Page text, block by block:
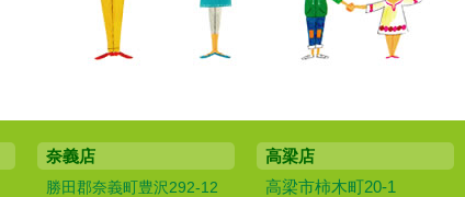
奈義店
勝田郡奈義町豊沢292-12
高梁店
高梁市柿木町20-1